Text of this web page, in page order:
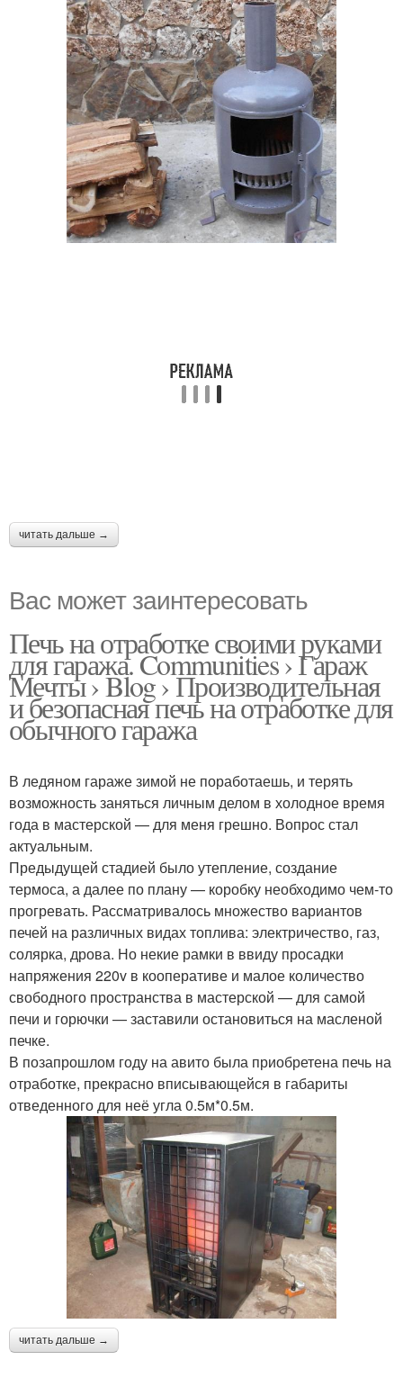
читать дальше →
Вас может заинтересовать
Печь на отработке своими руками
для гаража. Communities › Гараж
Мечты › Blog › Производительная
и безопасная печь на отработке для
обычного гаража
В ледяном гараже зимой не поработаешь, и терять
возможность заняться личным делом в холодное время
года в мастерской — для меня грешно. Вопрос стал
актуальным.
Предыдущей стадией было утепление, создание
термоса, а далее по плану — коробку необходимо чем-то
прогревать. Рассматривалось множество вариантов
печей на различных видах топлива: электричество, газ,
солярка, дрова. Но некие рамки в ввиду просадки
напряжения 220v в кооперативе и малое количество
свободного пространства в мастерской — для самой
печи и горючки — заставили остановиться на масленой
печке.
В позапрошлом году на авито была приобретена печь на
отработке, прекрасно вписывающейся в габариты
отведенного для неё угла 0.5м*0.5м.
читать дальше →